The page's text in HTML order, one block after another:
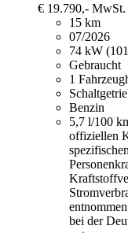
€ 19.790,- MwSt.
15 km
07/2026
74 kW
Gebraucht
1
Benzin
5,7 l/100
offiziellen
bei der